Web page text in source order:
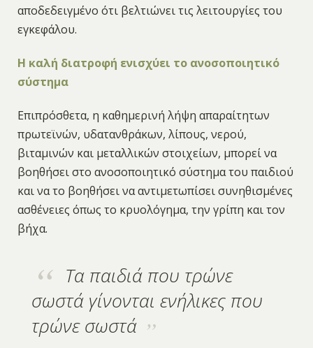
αποδεδειγμένο ότι βελτιώνει τις λειτουργίες του
εγκεφάλου.
Η καλή διατροφή ενισχύει το ανοσοποιητικό
σύστημα
Επιπρόσθετα, η καθημερινή λήψη απαραίτητων
πρωτεϊνών, υδατανθράκων, λίπους, νερού,
βιταμινών και μεταλλικών στοιχείων, μπορεί να
βοηθήσει στο ανοσοποιητικό σύστημα του παιδιού
και να το βοηθήσει να αντιμετωπίσει συνηθισμένες
ασθένειες όπως το κρυολόγημα, την γρίπη και τον
βήχα.
Τα παιδιά που τρώνε
σωστά γίνονται ενήλικες που
τρώνε σωστά